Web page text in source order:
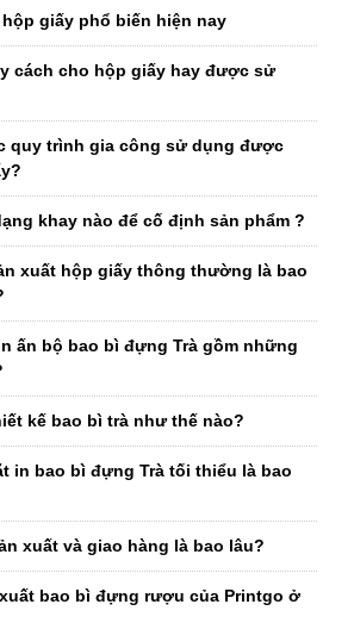
giấy phổ biến hiện nay
cách cho hộp giấy hay được sử
quy trình gia công sử dụng được
khay nào để cố định sản phẩm ?
xuất hộp giấy thông thường là bao
ấn bộ bao bì đựng Trà gồm những
kế bao bì trà như thế nào?
in bao bì đựng Trà tối thiểu là bao
xuất và giao hàng là bao lâu?
bao bì đựng rượu của Printgo ở